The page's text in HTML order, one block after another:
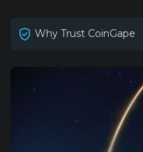
Why Trust CoinGape